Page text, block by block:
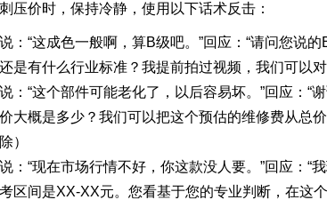
压价时，保持冷静，使用以下话术反击：
：“这成色一般啊，算B级吧。”回应：“请问您说
是有什么行业标准？我提前拍过视频，我们可以
：“这个部件可能老化了，以后容易坏。”回应：“
大概是多少？我们可以把这个预估的维修费从总
）
：“现在市场行情不好，你这款没人要。”回应：“
区间是XX-XX元。您看基于您的专业判断，在这